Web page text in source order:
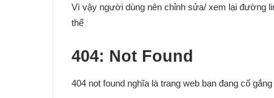
Vì vậy người dùng nên chỉnh sửa/ xem lại đường
thể
404: Not Found
404 not found nghĩa là trang web bạn đang cố